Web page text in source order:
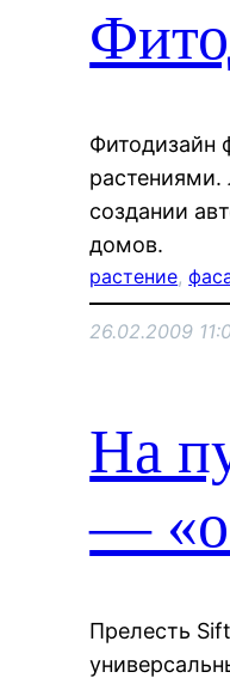
Фитодизайн
растениями.
создании
домов.
растение,
26.02.2009
На
—
Прелесть